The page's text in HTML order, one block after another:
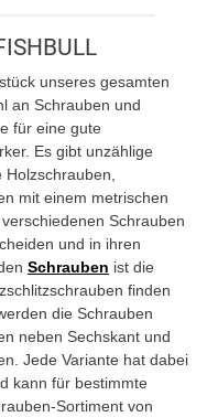
unseres gesamten
an Schrauben und
für eine gute
Es gibt unzählige
mit einem metrischen
Schrauben
und in ihren
Schrauben ist die
finden
die Schrauben
neben Sechskant und
Jede Variante hat dabei
kann für bestimmte
Sortiment von